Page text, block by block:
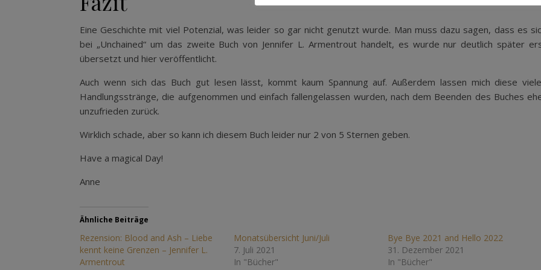
Eine Geschichte mit viel Potenzial, was leider so gar nicht genutzt wurde. Man muss dazu sagen, dass es
bei „Unchained“ um das zweite Buch von Jennifer L. Armentrout handelt, es wurde nur deutlich später
übersetzt und hier veröffentlicht.
Auch wenn sich das Buch gut lesen lässt, kommt kaum Spannung auf. Außerdem lassen mich diese
Handlungsstränge, die aufgenommen und einfach fallengelassen wurden, nach dem Beenden des Buches
unzufrieden zurück.
Wirklich schade, aber so kann ich diesem Buch leider nur 2 von 5 Sternen geben.
Have a magical Day!
Anne
Ähnliche Beiträge
Rezension: Blood and Ash – Liebe
kennt keine Grenzen – Jennifer L.
Armentrout
Monatsübersicht Juni/Juli
7. Juli 2021
In "Bücher"
Bye Bye 2021 and Hello 2022
31. Dezember 2021
In "Bücher"